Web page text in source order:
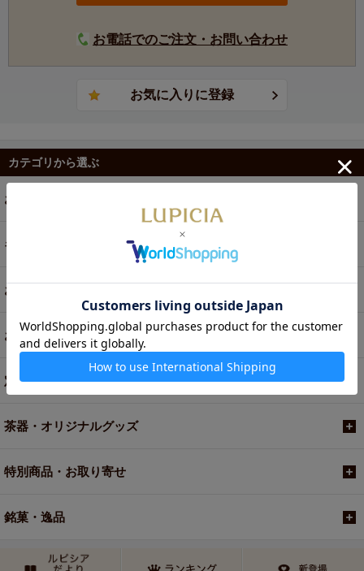
お電話でのご注文・お問い合わせ
カテゴリから選ぶ
お茶
ギフト
お菓子・食品・飲料
お買い得商品
定期便
茶器・オリジナルグッズ
特別商品・お取り寄せ
銘菓・逸品